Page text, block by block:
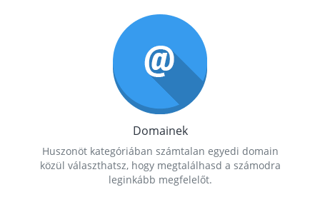
Domainek
Huszonöt kategóriában számtalan egyedi domain
közül választhatsz, hogy megtalálhasd a számodra
leginkább megfelelőt.